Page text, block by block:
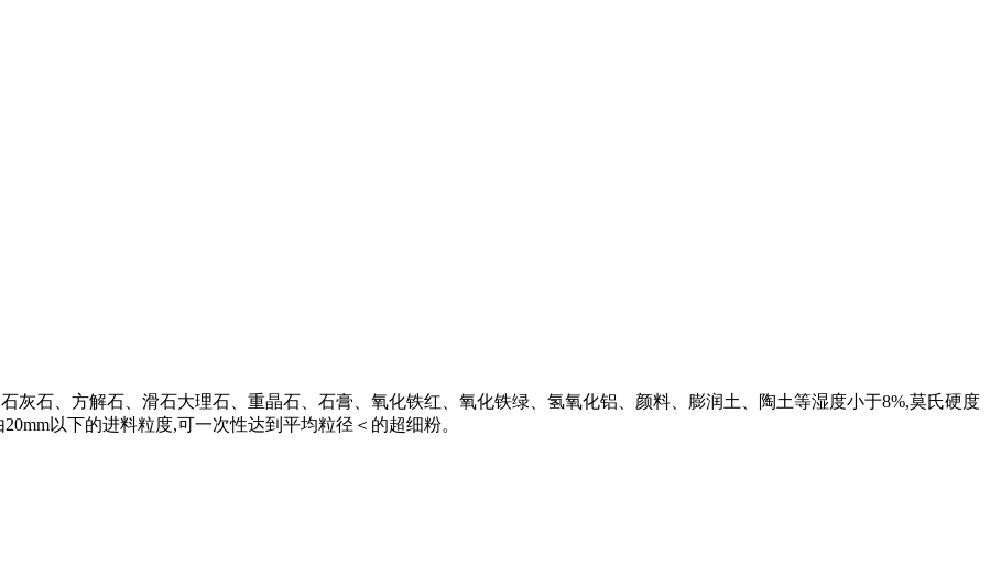
灰石、方解石、滑石大理石、重晶石、石膏、氧化铁红、氧化铁绿、氢氧化铝、颜料、膨润土、陶土等湿度小于8%,莫氏硬度
以下的进料粒度,可一次性达到平均粒径＜的超细粉。